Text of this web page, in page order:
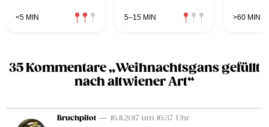
<5 MIN 5–15 MIN >60 MIN
35 Kommentare „Weihnachtsgans gefüllt
nach altwiener Art“
Bruchpilot — 16.11.2017 um 16:37 Uhr